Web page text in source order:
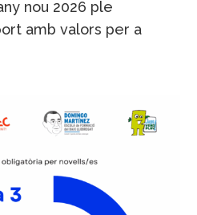
nou 2026 ple
amb valors per a